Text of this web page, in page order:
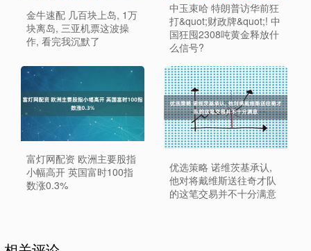
金牛速配 几百块上岛, 1万
块离岛, 三亚机票这波操
作, 看完我沉默了
中玉束哈 特朗普访华前狂
打&quot;财政牌&quot;! 中
国狂囤2308吨黄金释放什
么信号?
富灯网配资 欧洲主要股指
小幅高开 英国富时100指
数涨0.3%
优选策略 诺维茨基承认,
他对将戴维斯送往奇才队
的这笔交易并不十分满意